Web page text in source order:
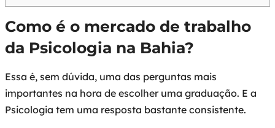
Como é o mercado de trabalho
da Psicologia na Bahia?
Essa é, sem dúvida, uma das perguntas mais
importantes na hora de escolher uma graduação. E a
Psicologia tem uma resposta bastante consistente.